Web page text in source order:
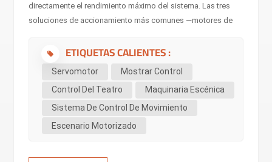
directamente el rendimiento máximo del sistema. Las tres
soluciones de accionamiento más comunes —motores de
servomotores— no se clasifican simplemente como
«mejores o peores», sino según sus tecnologías
ofrece a los profesionales del sector de la maquinaria
escénica una comparación técnica exhaustiva, explica las
diferencias fundamentales y aclara por qué el
ETIQUETAS CALIENTES :
Servomotor
Mostrar Control
Control Del Teatro
Maquinaria Escénica
Sistema De Control De Movimiento
Escenario Motorizado